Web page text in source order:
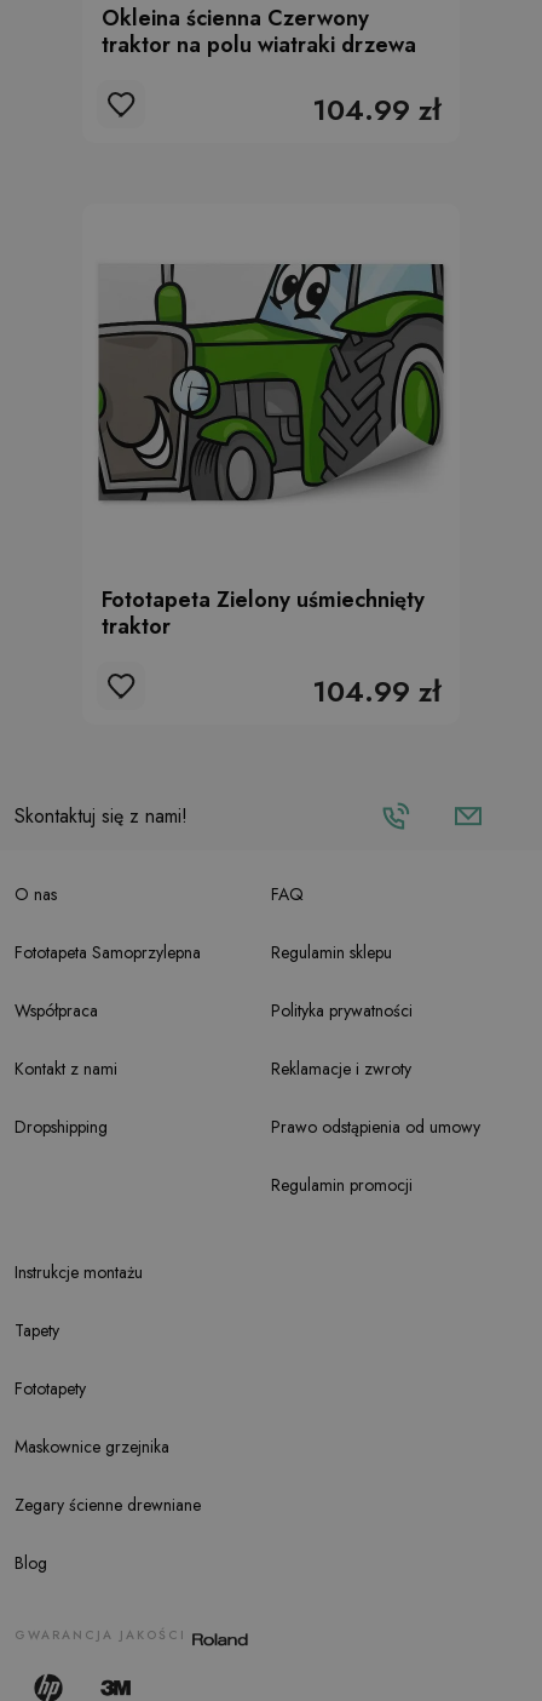
Okleina ścienna Czerwony
traktor na polu wiatraki drzewa
104.99 zł
Fototapeta Zielony uśmiechnięty
traktor
104.99 zł
Skontaktuj się z nami!
O nas
Fototapeta Samoprzylepna
Współpraca
Kontakt z nami
Dropshipping
Instrukcje montażu
Tapety
Fototapety
Maskownice grzejnika
Zegary ścienne drewniane
Blog
FAQ
Regulamin sklepu
Polityka prywatności
Reklamacje i zwroty
Prawo odstąpienia od umowy
Regulamin promocji
GWARANCJA JAKOŚCI